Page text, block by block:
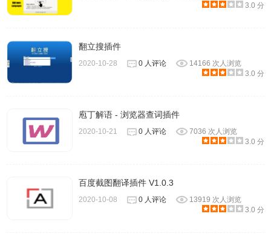
3.0 分
翻立搜插件
2020-10-28 0 人评论
14166 次人浏览
3.0 分
庖丁解语 - 浏览器查词插件
2020-10-21 0 人评论
7036 次人浏览
3.0 分
百度截图翻译插件 V1.0.3
2020-10-08 0 人评论
13919 次人浏览
3.0 分